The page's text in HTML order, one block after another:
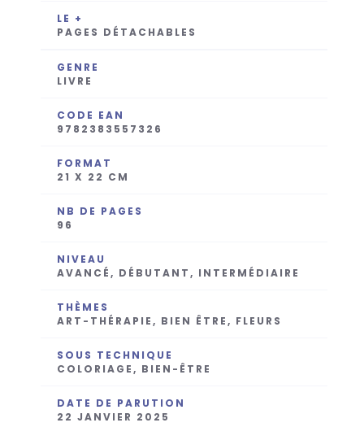
LE +
PAGES DÉTACHABLES
GENRE
LIVRE
CODE EAN
9782383557326
FORMAT
21 X 22 CM
NB DE PAGES
96
NIVEAU
AVANCÉ, DÉBUTANT, INTERMÉDIAIRE
THÈMES
ART-THÉRAPIE, BIEN ÊTRE, FLEURS
SOUS TECHNIQUE
COLORIAGE, BIEN-ÊTRE
DATE DE PARUTION
22 JANVIER 2025